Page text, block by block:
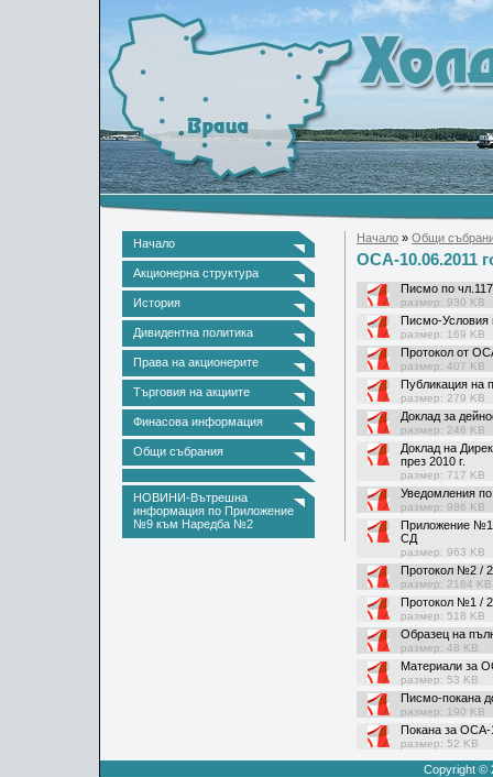
Начало
Акционерна структура
История
Дивидентна политика
Права на акционерите
Търговия на акциите
Финасова информация
Общи събрания
НОВИНИ-Вътрешна
информация по Приложение
№9 към Наредба №2
Начало » Общи
ОСА-10.06.2011
Писмо по
размер: 930 KB
Писмо-Условия
размер: 169 KB
Протокол от
размер: 407 KB
Публикация на
размер: 279 KB
Доклад за
размер: 246 KB
Доклад на
през 2010 г.
размер: 717 KB
Уведомления
размер: 986 KB
Приложение №1
СД
размер: 963 KB
Протокол №2 /
размер: 2184 KB
Протокол №1 /
размер: 518 KB
Образец на
размер: 48 KB
Материали за
размер: 53 KB
Писмо-покана
размер: 190 KB
Покана за ОСА-
размер: 52 KB
Copyright ©